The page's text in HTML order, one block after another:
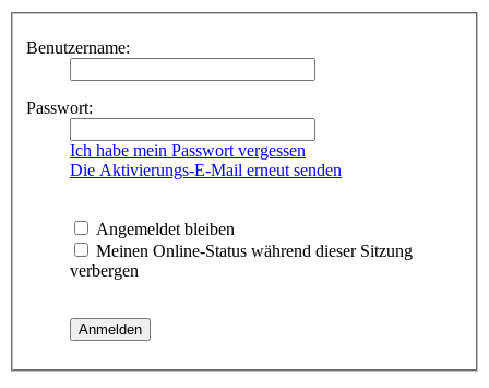
Benutzername:
Passwort:
Ich habe mein Passwort vergessen
Die Aktivierungs-E-Mail erneut senden
Angemeldet bleiben
Meinen Online-Status während dieser Sitzung
verbergen